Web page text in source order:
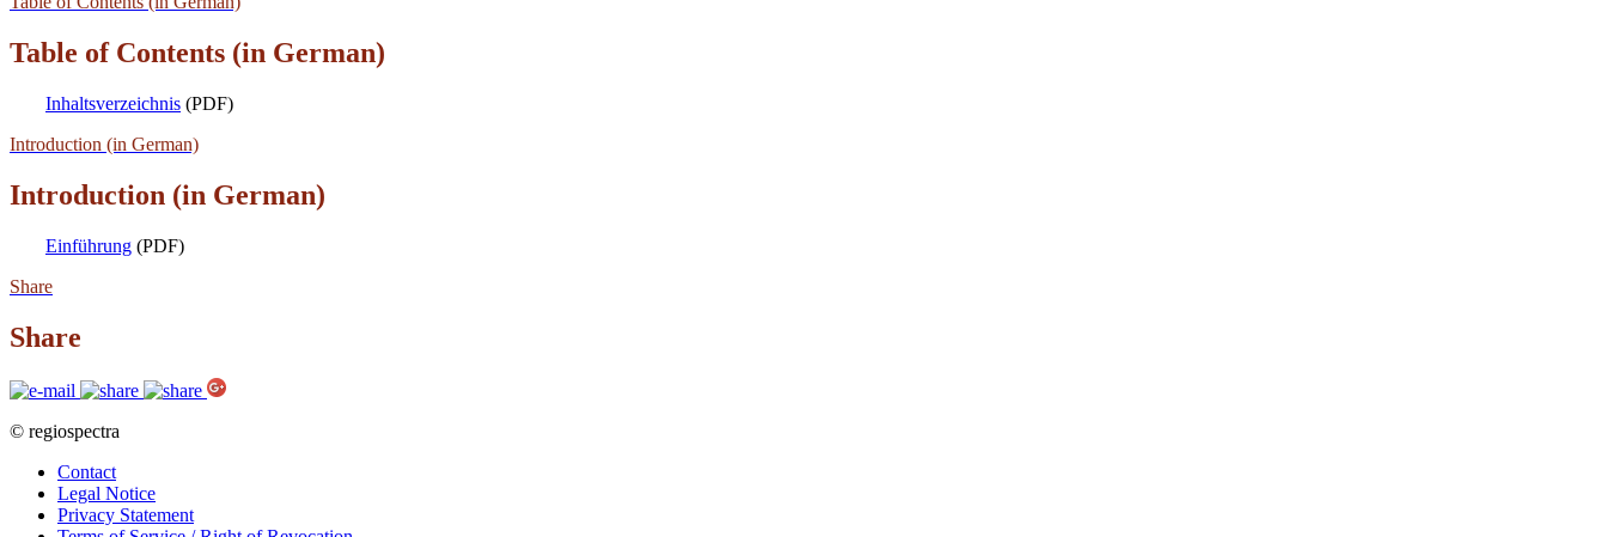
Table of Contents (in German)
Inhaltsverzeichnis (PDF)
Introduction (in German)
Introduction (in German)
Einführung (PDF)
Share
Share
© regiospectra
Contact
Legal Notice
Privacy Statement